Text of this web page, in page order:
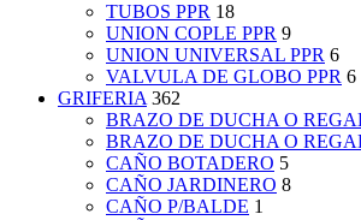
TUBOS PPR 18
UNION COPLE PPR 9
UNION UNIVERSAL PPR 6
VALVULA DE GLOBO PPR 6
GRIFERIA 362
BRAZO DE DUCHA O
BRAZO DE DUCHA O
CAÑO BOTADERO 5
CAÑO JARDINERO 8
CAÑO P/BALDE 1